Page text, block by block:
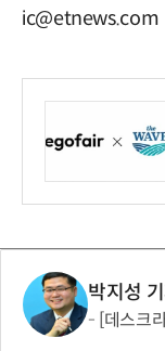
ic@etnews.com
박지성
[데스크